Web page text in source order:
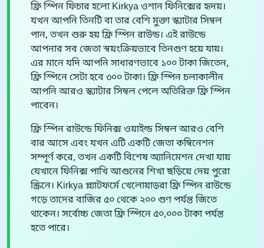
ফ্রি স্পিন ফিচার হলো Kirkya ওশান ফিনিক্সের হৃদয়।
যখন আপনি তিনটি বা তার বেশি মুক্তা স্ক্যাটার সিম্বল
পান, তখন শুরু হয় ফ্রি স্পিন রাউন্ড। এই রাউন্ডে
আপনার সব জেতা স্বয়ংক্রিয়ভাবে তিনগুণ হয়ে যায়।
এর মানে যদি আপনি সাধারণভাবে ১০০ টাকা জিতেন,
ফ্রি স্পিনে সেটা হবে ৩০০ টাকা। ফ্রি স্পিন চলাকালীন
আপনি আরও স্ক্যাটার সিম্বল পেলে অতিরিক্ত ফ্রি স্পিন
পাবেন।
ফ্রি স্পিন রাউন্ডে ফিনিক্স ওয়াইল্ড সিম্বল আরও বেশি
বার আসে এবং যখন এটি একটি জেতা কম্বিনেশন
সম্পূর্ণ করে, তখন একটি বিশেষ অ্যানিমেশন দেখা যায়
যেখানে ফিনিক্স পাখি আগুনের শিখা ছড়িয়ে দেয় পুরো
স্ক্রিনে। Kirkya প্ল্যাটফর্মে খেলোয়াড়রা ফ্রি স্পিন রাউন্ডে
গড়ে তাদের বাজির ৫০ থেকে ২০০ গুণ পর্যন্ত জিতে
থাকেন। সর্বোচ্চ জেতা ফ্রি স্পিনে ৫০,০০০ টাকা পর্যন্ত
হতে পারে।